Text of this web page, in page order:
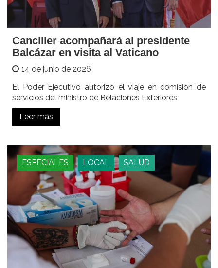
Canciller acompañará al presidente
Balcázar en visita al Vaticano
14 de junio de 2026
El Poder Ejecutivo autorizó el viaje en comisión de
servicios del ministro de Relaciones Exteriores,
Leer más
ESPECIALES LOCAL SALUD